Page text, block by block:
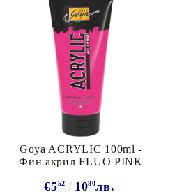
Goya ACRYLIC 100ml -
Фин акрил FLUO PINK
€552 1080лв.